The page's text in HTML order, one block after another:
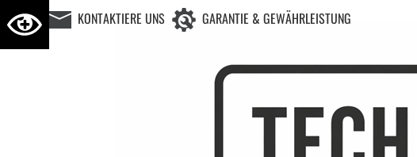
KONTAKTIERE UNS GARANTIE & GEWÄHRLEISTUNG